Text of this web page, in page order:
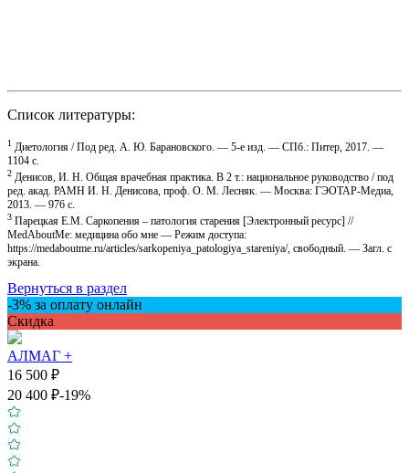
Список литературы:
1 Диетология / Под ред. А. Ю. Барановского. — 5-е изд. — СПб.: Питер, 2017. —
1104 с.
2 Денисов, И. Н. Общая врачебная практика. В 2 т.: национальное руководство / под
ред. акад. РАМН И. Н. Денисова, проф. О. М. Лесняк. — Москва: ГЭОТАР-Медиа,
2013. — 976 с.
3 Парецкая Е.М. Саркопения – патология старения [Электронный ресурс] //
MedAboutMe: медицина обо мне — Режим доступа:
https://medaboutme.ru/articles/sarkopeniya_patologiya_stareniya/, свободный. — Загл. с
экрана.
Вернуться в раздел
-3% за оплату онлайн
Скидкa
АЛМАГ +
16 500 ₽
20 400 ₽-19%